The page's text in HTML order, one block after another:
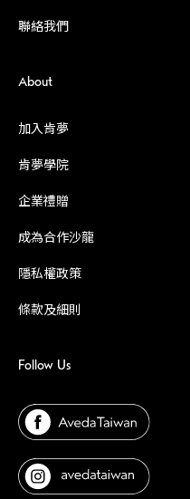
About
加入肯夢
肯夢學院
企業禮贈
成為合作沙龍
隱私權政策
條款及細則
聯絡我們
Follow Us